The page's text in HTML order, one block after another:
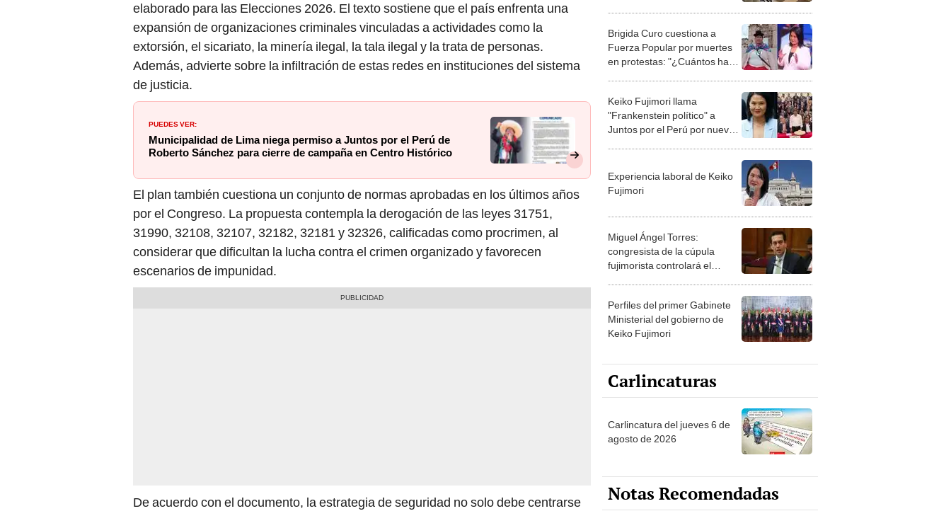
elaborado para las Elecciones 2026. El texto sostiene que el país enfrenta una
expansión de organizaciones criminales vinculadas a actividades como la
extorsión, el sicariato, la minería ilegal, la tala ilegal y la trata de personas.
Además, advierte sobre la infiltración de estas redes en instituciones del sistema
de justicia.
PUEDES VER:
Municipalidad de Lima niega permiso a Juntos por el Perú de
Roberto Sánchez para cierre de campaña en Centro Histórico
El plan también cuestiona un conjunto de normas aprobadas en los últimos años
por el Congreso. La propuesta contempla la derogación de las leyes 31751,
31990, 32108, 32107, 32182, 32181 y 32326, calificadas como procrimen, al
considerar que dificultan la lucha contra el crimen organizado y favorecen
escenarios de impunidad.
De acuerdo con el documento, la estrategia de seguridad no solo debe centrarse
Brigida Curo cuestiona a
Fuerza Popular por muertes
en protestas: "¿Cuántos han
Keiko Fujimori llama
"Frankenstein político" a
Juntos por el Perú por nuevo
Experiencia laboral de Keiko
Fujimori
Miguel Ángel Torres:
congresista de la cúpula
fujimorista controlará el
Perfiles del primer Gabinete
Ministerial del gobierno de
Keiko Fujimori
Carlincaturas
Carlincatura del jueves 6 de
agosto de 2026
Notas Recomendadas